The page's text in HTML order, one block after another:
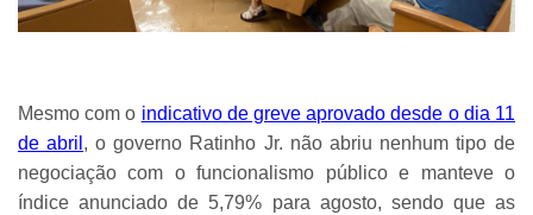
Mesmo com o indicativo de greve aprovado desde o dia 11
de abril , o governo Ratinho Jr. não abriu nenhum tipo de
negociação com o funcionalismo público e manteve o
índice anunciado de 5,79% para agosto, sendo que as